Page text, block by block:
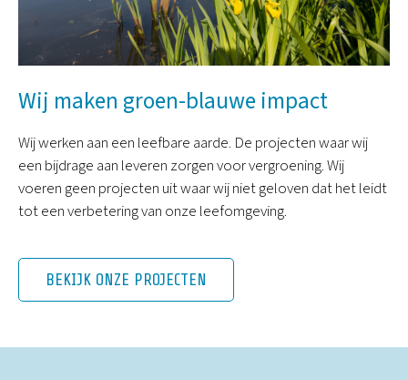
Wij maken groen-blauwe impact
Wij werken aan een leefbare aarde. De projecten waar wij
een bijdrage aan leveren zorgen voor vergroening. Wij
voeren geen projecten uit waar wij niet geloven dat het leidt
tot een verbetering van onze leefomgeving.
BEKIJK ONZE PROJECTEN